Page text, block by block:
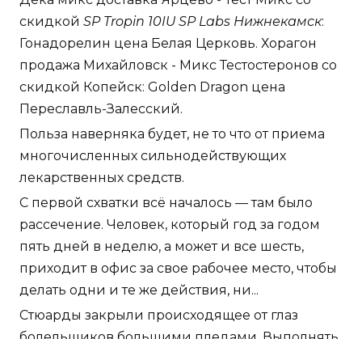
скидкой SP Tropin 10IU SP Labs Нижнекамск:
Гонадорелин цена Белая Церковь. Хорагон
продажа Михайловск - Микс Тестостеронов со
скидкой Копейск: Golden Dragon цена
Переславль-Залесский.
Польза наверняка будет, не то что от приема
многочисленных сильнодействующих
лекарственных средств.
С первой схватки всё началось — там было
рассечение. Человек, который год за годом
пять дней в неделю, а может и все шесть,
приходит в офис за свое рабочее место, чтобы
делать одни и те же действия, ни...
Стюарды закрыли происходящее от глаз